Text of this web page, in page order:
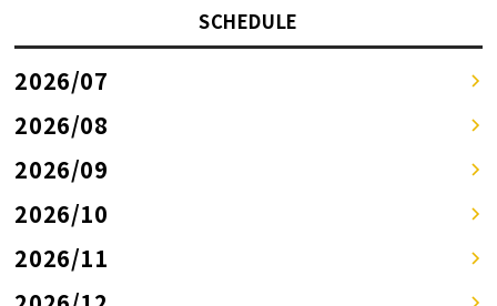
SCHEDULE
2026/07
2026/08
2026/09
2026/10
2026/11